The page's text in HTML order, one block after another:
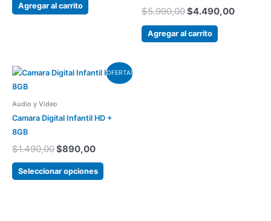
Agregar al carrito $5.990,00$4.490,00
Agregar al carrito
OFERTA!
Audio y Video
Camara Digital Infantil HD +
8GB
$1.490,00
El
era:
$1.490,00.
$890,00
El
precio
$890,00.
Seleccionar opciones
Este
producto
varias